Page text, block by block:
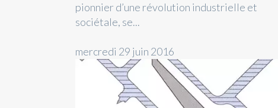
pionnier d’une révolution industrielle et
sociétale, se...
mercredi 29 juin 2016